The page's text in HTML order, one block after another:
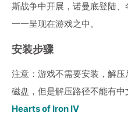
斯战争中开展，诺曼底登陆
一一呈现在游戏之中。
安装步骤
注意：游戏不需要安装，解
磁盘，但是解压路径不能有中
Hearts of Iron IV